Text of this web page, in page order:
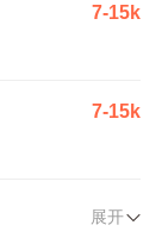
7-15k
7-15k
展开